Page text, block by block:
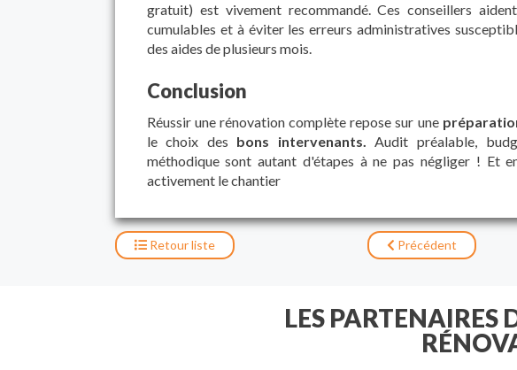
gratuit) est vivement recommandé. Ces conseillers
cumulables et à éviter les erreurs administratives
des aides de plusieurs mois.
Conclusion
Réussir une rénovation complète repose sur une
le choix des bons intervenants. Audit préalable,
méthodique sont autant d'étapes à ne pas négliger ! Et
activement le chantier
Retourliste Précédent
LES